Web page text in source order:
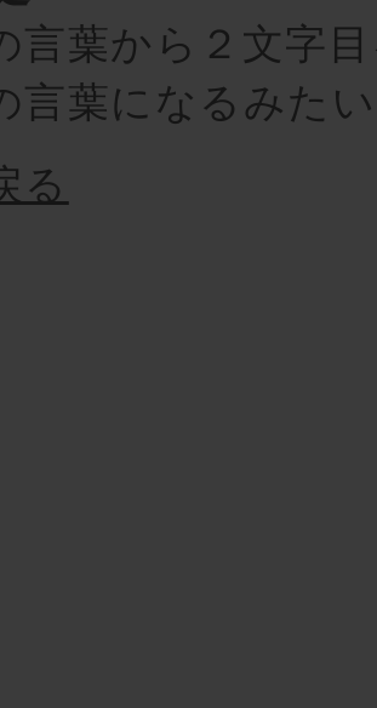
言葉から２文字
言葉になるみた
る